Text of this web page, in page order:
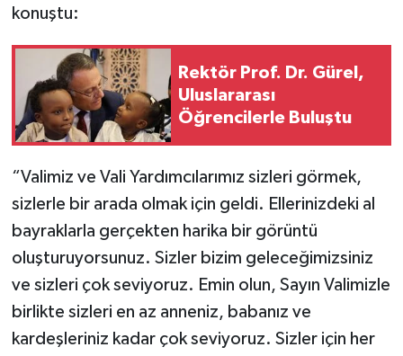
konuştu:
Rektör Prof. Dr. Gürel,
Uluslararası
Öğrencilerle Buluştu
“Valimiz ve Vali Yardımcılarımız sizleri görmek,
sizlerle bir arada olmak için geldi. Ellerinizdeki al
bayraklarla gerçekten harika bir görüntü
oluşturuyorsunuz. Sizler bizim geleceğimizsiniz
ve sizleri çok seviyoruz. Emin olun, Sayın Valimizle
birlikte sizleri en az anneniz, babanız ve
kardeşleriniz kadar çok seviyoruz. Sizler için her